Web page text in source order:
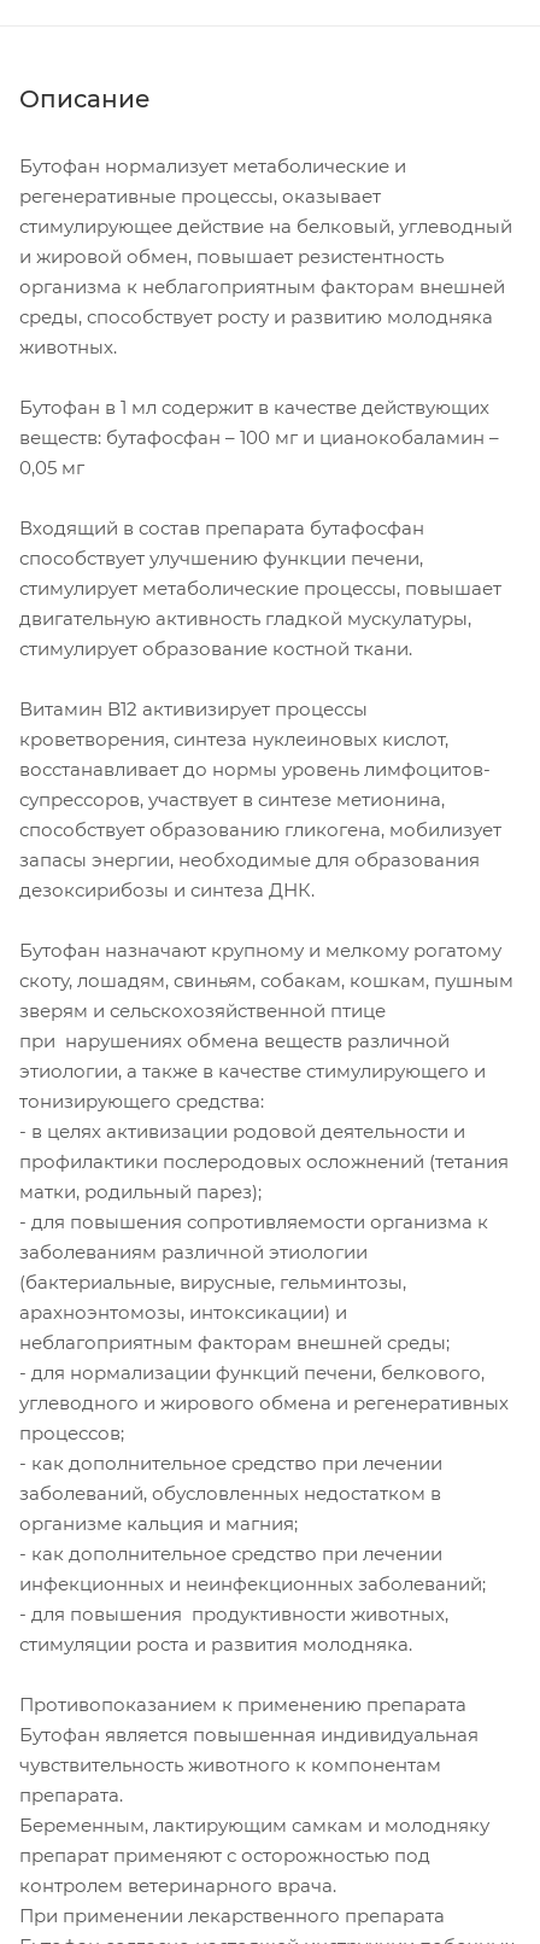
Описание
Бутофан нормализует метаболические и
регенеративные процессы, оказывает
стимулирующее действие на белковый, углеводный
и жировой обмен, повышает резистентность
организма к неблагоприятным факторам внешней
среды, способствует росту и развитию молодняка
животных.
Бутофан в 1 мл содержит в качестве действующих
веществ: бутафосфан – 100 мг и цианокобаламин –
0,05 мг
Входящий в состав препарата бутафосфан
способствует улучшению функции печени,
стимулирует метаболические процессы, повышает
двигательную активность гладкой мускулатуры,
стимулирует образование костной ткани.
Витамин B12 активизирует процессы
кроветворения, синтеза нуклеиновых кислот,
восстанавливает до нормы уровень лимфоцитов-
супрессоров, участвует в синтезе метионина,
способствует образованию гликогена, мобилизует
запасы энергии, необходимые для образования
дезоксирибозы и синтеза ДНК.
Бутофан назначают крупному и мелкому рогатому
скоту, лошадям, свиньям, собакам, кошкам, пушным
зверям и сельскохозяйственной птице
при нарушениях обмена веществ различной
этиологии, а также в качестве стимулирующего и
тонизирующего средства:
- в целях активизации родовой деятельности и
профилактики послеродовых осложнений (тетания
матки, родильный парез);
- для повышения сопротивляемости организма к
заболеваниям различной этиологии
(бактериальные, вирусные, гельминтозы,
арахноэнтомозы, интоксикации) и
неблагоприятным факторам внешней среды;
- для нормализации функций печени, белкового,
углеводного и жирового обмена и регенеративных
процессов;
- как дополнительное средство при лечении
заболеваний, обусловленных недостатком в
организме кальция и магния;
- как дополнительное средство при лечении
инфекционных и неинфекционных заболеваний;
- для повышения продуктивности животных,
стимуляции роста и развития молодняка.
Противопоказанием к применению препарата
Бутофан является повышенная индивидуальная
чувствительность животного к компонентам
препарата.
Беременным, лактирующим самкам и молодняку
препарат применяют с осторожностью под
контролем ветеринарного врача.
При применении лекарственного препарата